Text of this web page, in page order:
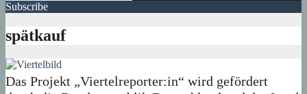
Subscribe
spätkauf
Das Projekt „Viertelreporter:in“ wird gefördert